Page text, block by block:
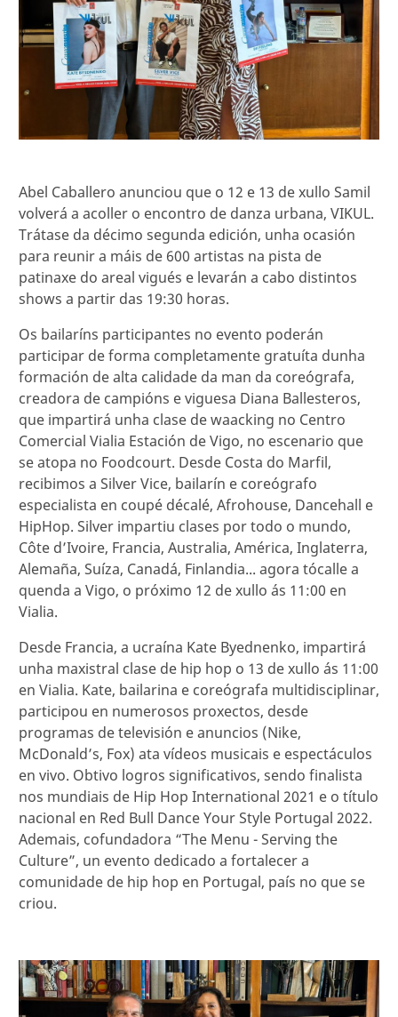
Abel Caballero anunciou que o 12 e 13 de xullo Samil
volverá a acoller o encontro de danza urbana, VIKUL.
Trátase da décimo segunda edición, unha ocasión
para reunir a máis de 600 artistas na pista de
patinaxe do areal vigués e levarán a cabo distintos
shows a partir das 19:30 horas.
Os bailaríns participantes no evento poderán
participar de forma completamente gratuíta dunha
formación de alta calidade da man da coreógrafa,
creadora de campións e viguesa Diana Ballesteros,
que impartirá unha clase de waacking no Centro
Comercial Vialia Estación de Vigo, no escenario que
se atopa no Foodcourt. Desde Costa do Marfil,
recibimos a Silver Vice, bailarín e coreógrafo
especialista en coupé décalé, Afrohouse, Dancehall e
HipHop. Silver impartiu clases por todo o mundo,
Côte d’Ivoire, Francia, Australia, América, Inglaterra,
Alemaña, Suíza, Canadá, Finlandia... agora tócalle a
quenda a Vigo, o próximo 12 de xullo ás 11:00 en
Vialia.
Desde Francia, a ucraína Kate Byednenko, impartirá
unha maxistral clase de hip hop o 13 de xullo ás 11:00
en Vialia. Kate, bailarina e coreógrafa multidisciplinar,
participou en numerosos proxectos, desde
programas de televisión e anuncios (Nike,
McDonald’s, Fox) ata vídeos musicais e espectáculos
en vivo. Obtivo logros significativos, sendo finalista
nos mundiais de Hip Hop International 2021 e o título
nacional en Red Bull Dance Your Style Portugal 2022.
Ademais, cofundadora “The Menu - Serving the
Culture”, un evento dedicado a fortalecer a
comunidade de hip hop en Portugal, país no que se
criou.